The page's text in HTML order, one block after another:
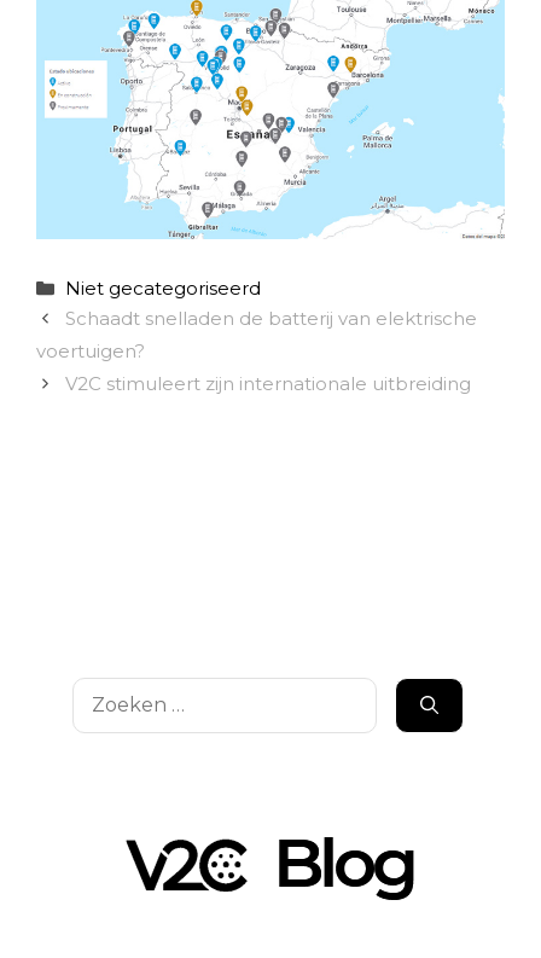
Categorieën
Niet gecategoriseerd
Schaadt snelladen de batterij van elektrische
voertuigen?
V2C stimuleert zijn internationale uitbreiding
Zoek